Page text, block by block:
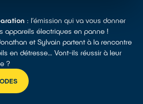
: l’émission qui va vous donner
appareils électriques en panne !
et Sylvain partent à la rencontre
en détresse… Vont-ils réussir à leur
?